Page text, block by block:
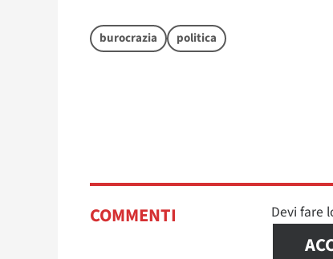
burocrazia politica
COMMENTI Devi fare